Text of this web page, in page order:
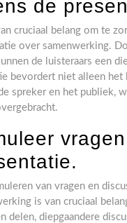
de
cruciaal belang om te
over samenwerking.
de luisteraars een
bevordert niet alleen
spreker en het publiek,
van vragen en
is van cruciaal
delen, diepgaandere